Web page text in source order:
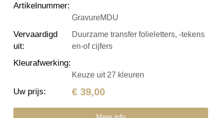
Artikelnummer:
GravureMDU
Vervaardigd
uit:
Duurzame transfer folieletters, -tekens
en-of cijfers
Kleurafwerking:
Keuze uit 27 kleuren
Uw prijs: € 39,00
Meer info